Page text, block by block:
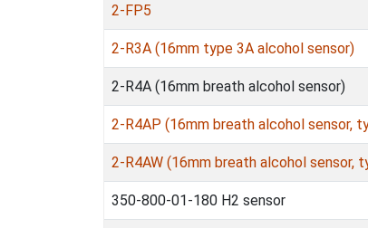
2-FP5
2-R3A (16mm type 3A alcohol sensor)
2-R4A (16mm breath alcohol sensor)
2-R4AP (16mm breath alcohol sensor,
2-R4AW (16mm breath alcohol sensor,
350-800-01-180 H2 sensor